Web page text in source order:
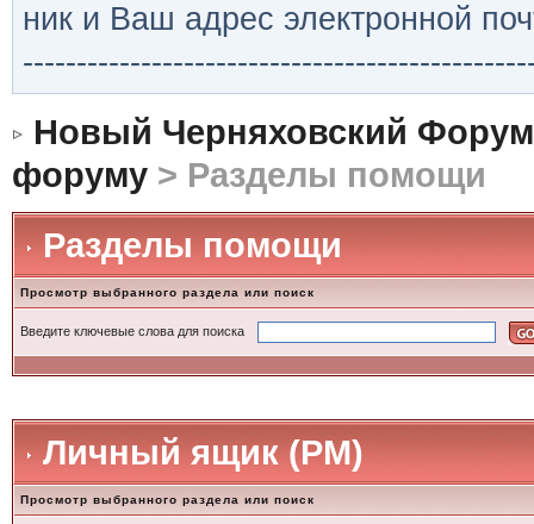
ник и Ваш адрес электронной
Новый Черняховский Форум
форуму> Разделы помощи
Разделы помощи
Просмотр выбранного раздела или поиск
Введите ключевые слова для поиска
Личный ящик (PM)
Просмотр выбранного раздела или поиск